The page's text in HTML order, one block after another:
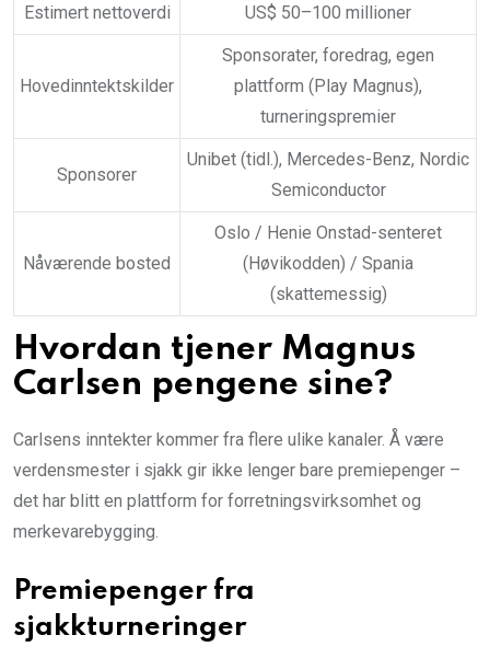
Estimert nettoverdi US$ 50–100 millioner
Hovedinntektskilder
Sponsorater, foredrag, egen
plattform (Play Magnus),
turneringspremier
Sponsorer
Unibet (tidl.), Mercedes-Benz, Nordic
Semiconductor
Nåværende bosted
Oslo / Henie Onstad-senteret
(Høvikodden) / Spania
(skattemessig)
Hvordan tjener Magnus
Carlsen pengene sine?
Carlsens inntekter kommer fra flere ulike kanaler. Å være
verdensmester i sjakk gir ikke lenger bare premiepenger –
det har blitt en plattform for forretningsvirksomhet og
merkevarebygging.
Premiepenger fra
sjakkturneringer